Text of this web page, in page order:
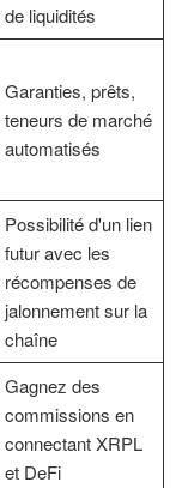
de liquidités
Garanties, prêts,
teneurs de marché
automatisés
Possibilité d'un lien
futur avec les
récompenses de
jalonnement sur la
chaîne
Gagnez des
commissions en
connectant XRPL
et DeFi